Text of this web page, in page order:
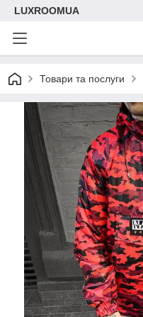
LUXROOMUА
Товари та послуги